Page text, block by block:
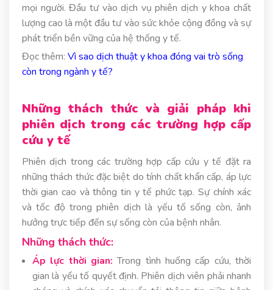
mọi người. Đầu tư vào dịch vụ phiên dịch y khoa chất
lượng cao là một đầu tư vào sức khỏe cộng đồng và sự
phát triển bền vững của hệ thống y tế.
Đọc thêm: Vì sao dịch thuật y khoa đóng vai trò sống
còn trong ngành y tế?
Những thách thức và giải pháp khi
phiên dịch trong các trường hợp cấp
cứu y tế
Phiên dịch trong các trường hợp cấp cứu y tế đặt ra
những thách thức đặc biệt do tính chất khẩn cấp, áp lực
thời gian cao và thông tin y tế phức tạp. Sự chính xác
và tốc độ trong phiên dịch là yếu tố sống còn, ảnh
hưởng trực tiếp đến sự sống còn của bệnh nhân.
Những thách thức:
Áp lực thời gian: Trong tình huống cấp cứu, thời
gian là yếu tố quyết định. Phiên dịch viên phải nhanh